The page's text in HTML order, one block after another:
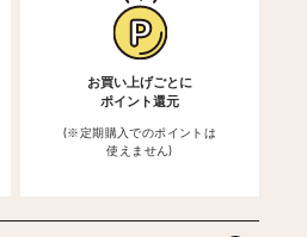
お買い上げごとに
ポイント還元
(※定期購入でのポイントは
使えません)